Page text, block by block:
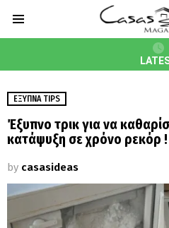
ΈΞΥΠΝΑ TIPS
Έξυπνο τρικ για να
κατάψυξη σε χρόνο ρεκόρ !
by casasideas